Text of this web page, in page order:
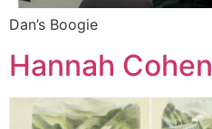
Dan’s Boogie
Hannah Cohen